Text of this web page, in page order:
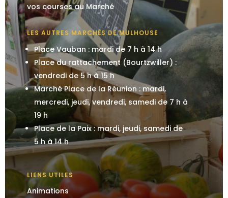
vos courses au Marché
LES AUTRES MARCHÉS DE MULHOUSE
Place Vauban : mardi de 7 h à 14 h
Place du rattachement (Bourtzwiller) :
vendredi de 5 h à 15 h
Marché Place de la Réunion : mardi,
mercredi, jeudi, vendredi, samedi de 7 h à
19 h
Place de la Paix : mardi, jeudi, samedi de
5 h à 14 h
LIENS UTILES
Animations